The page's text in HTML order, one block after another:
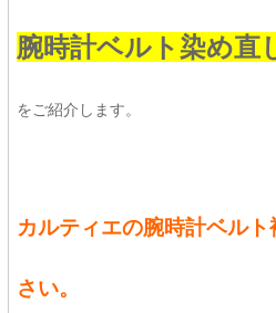
腕時計ベルト 染め直
をご紹介します。
カルティエの腕時計ベル
さい。